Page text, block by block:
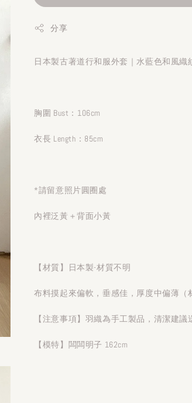
分享
日本製古著道行和服外套｜水藍色和風織
胸圍 Bust：106cm
衣長 Length：85cm
*請留意照片圓圈處
內裡泛黃＋背面小黃
【材質】日本製-材質不明
布料摸起來偏軟，垂感佳，厚度中偏薄（
【注意事項】羽織為手工製品，清潔建
【模特】闆闆明子 162cm